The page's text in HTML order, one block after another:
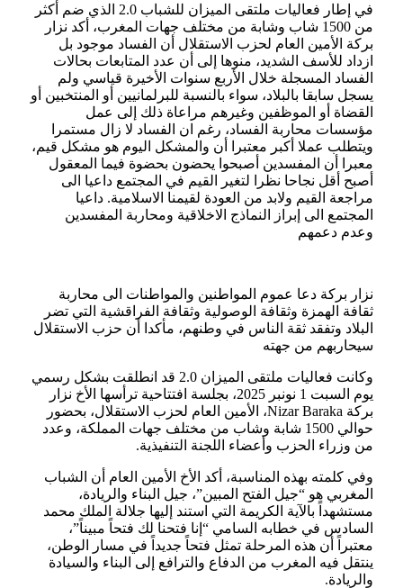
في إطار فعاليات ملتقى الميزان للشباب 2.0 الذي ضم أكثر
من 1500 شاب وشابة من مختلف جهات المغرب، أكد نزار
بركة الأمين العام لحزب الاستقلال أن الفساد موجود بل
ازداد للأسف الشديد، منوها إلى أن عدد المتابعات بحالات
الفساد المسجلة خلال الأربع سنوات الأخيرة قياسي ولم
يسجل سابقا بالبلاد، سواء بالنسبة للبرلمانيين أو المنتخبين أو
القضاة أو الموظفين وغيرهم مراعاة ذلك إلى عمل
مؤسسات محاربة الفساد، رغم ان الفساد لا زال مستمرا
ويتطلب عملا أكبر معتبرا أن والمشكل اليوم هو مشكل قيم،
معبرا أن المفسدين أصبحوا يحضون بحضوة فيما المعقول
أصبح أقل نجاحا نظرا لتغير القيم في المجتمع داعيا الى
مراجعة القيم ولابد من العودة لقيمنا الاسلامية. داعيا
المجتمع الى إبراز النماذج الاخلاقية ومحاربة المفسدين
وعدم دعمهم
نزار بركة دعا عموم المواطنين والمواطنات الى محاربة
ثقافة الهمزة وثقافة الوصولية وثقافة الفراقشية التي تضر
البلاد وتفقد ثقة الناس في وطنهم، مأكدا أن حزب الاستقلال
سيحاربهم من جهته
وكانت فعاليات ملتقى الميزان 2.0 قد انطلقت بشكل رسمي
يوم السبت 1 نونبر 2025، بجلسة افتتاحية ترأسها الأخ نزار
بركة Nizar Baraka، الأمين العام لحزب الاستقلال، بحضور
حوالي 1500 شابة وشاب من مختلف جهات المملكة، وعدد
من وزراء الحزب وأعضاء اللجنة التنفيذية.
وفي كلمته بهذه المناسبة، أكد الأخ الأمين العام أن الشباب
المغربي هو “جيل الفتح المبين”، جيل البناء والريادة،
مستشهداً بالآية الكريمة التي استند إليها جلالة الملك محمد
السادس في خطابه السامي “إنا فتحنا لك فتحاً مبيناً”،
معتبراً أن هذه المرحلة تمثل فتحاً جديداً في مسار الوطن،
ينتقل فيه المغرب من الدفاع والترافع إلى البناء والسيادة
والريادة.